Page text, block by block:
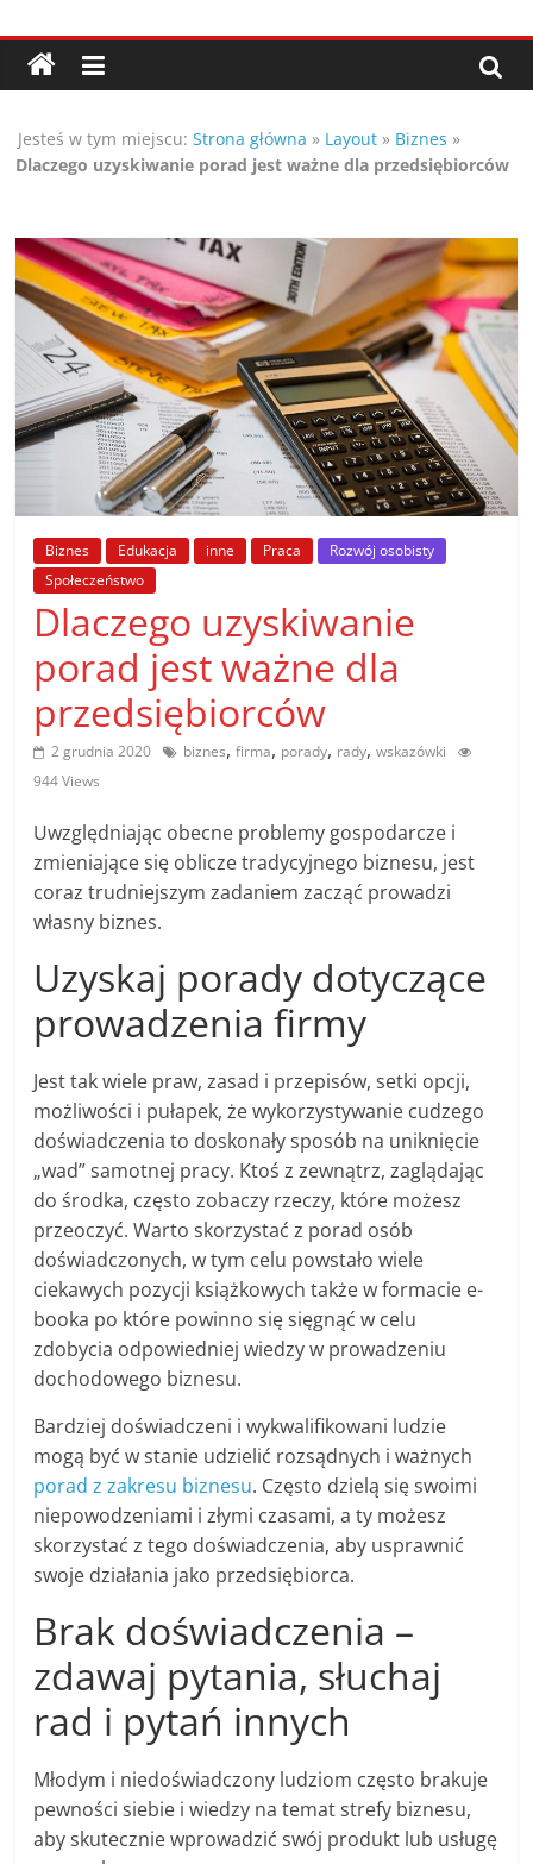
do
treści
Porady,
wskazówki
oraz
ciekawe
rady
–
poznaj
te
poradniki.
Porady
praktyczne
porady
wskazówki
na
każdy
temat
Jesteś w tym miejscu: Strona główna » Layout » Biznes »
Dlaczego uzyskiwanie porad jest ważne dla przedsiębiorców
Biznes Edukacja inne Praca
Rozwój osobisty
Społeczeństwo
Dlaczego uzyskiwanie
porad jest ważne dla
przedsiębiorców
2 grudnia 2020 biznes,firma, porady, rady,wskazówki
944 Views
Uwzględniając obecne problemy gospodarcze i
zmieniające się oblicze tradycyjnego biznesu, jest
coraz trudniejszym zadaniem zacząć prowadzi
własny biznes.
Uzyskaj porady dotyczące
prowadzenia firmy
Jest tak wiele praw, zasad i przepisów, setki opcji,
możliwości i pułapek, że wykorzystywanie cudzego
doświadczenia to doskonały sposób na uniknięcie
„wad” samotnej pracy. Ktoś z zewnątrz, zaglądając
do środka, często zobaczy rzeczy, które możesz
przeoczyć. Warto skorzystać z porad osób
doświadczonych, w tym celu powstało wiele
ciekawych pozycji książkowych także w formacie e-
booka po które powinno się sięgnąć w celu
zdobycia odpowiedniej wiedzy w prowadzeniu
dochodowego biznesu.
Bardziej doświadczeni i wykwalifikowani ludzie
mogą być w stanie udzielić rozsądnych i ważnych
porad z zakresu biznesu. Często dzielą się swoimi
niepowodzeniami i złymi czasami, a ty możesz
skorzystać z tego doświadczenia, aby usprawnić
swoje działania jako przedsiębiorca.
Brak doświadczenia –
zdawaj pytania, słuchaj
rad i pytań innych
Młodym i niedoświadczony ludziom często brakuje
pewności siebie i wiedzy na temat strefy biznesu,
aby skutecznie wprowadzić swój produkt lub usługę